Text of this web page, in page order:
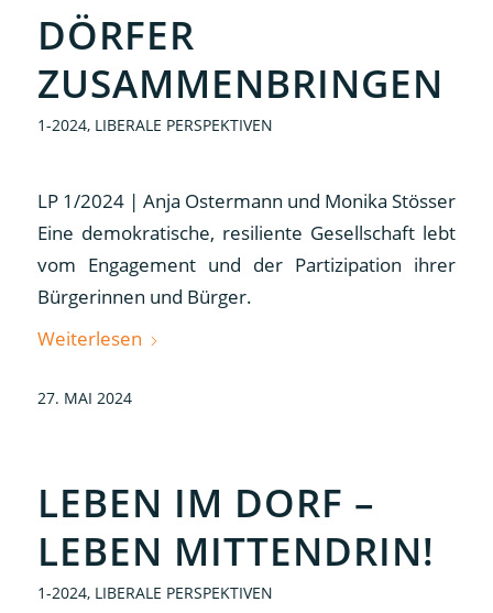
DÖRFER
ZUSAMMENBRINGEN
1-2024, LIBERALE PERSPEKTIVEN
LP 1/2024 | Anja Ostermann und Monika Stösser
Eine demokratische, resiliente Gesellschaft lebt
vom Engagement und der Partizipation ihrer
Bürgerinnen und Bürger.
Weiterlesen
27. MAI 2024
LEBEN IM DORF –
LEBEN MITTENDRIN!
1-2024, LIBERALE PERSPEKTIVEN